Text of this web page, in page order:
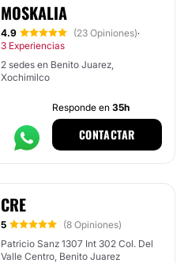
MOSKALIA
4.9 (23 Opiniones)·
3 Experiencias
2 sedes en Benito Juarez,
Xochimilco
Responde en 35h
CONTACTAR
CRE
5
(8 Opiniones)
Patricio Sanz 1307 Int 302 Col. Del
Valle Centro, Benito Juarez